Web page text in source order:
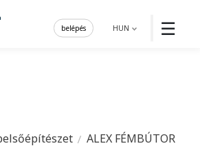
☰
HUN
belépés
ALEX FÉMBÚTOR